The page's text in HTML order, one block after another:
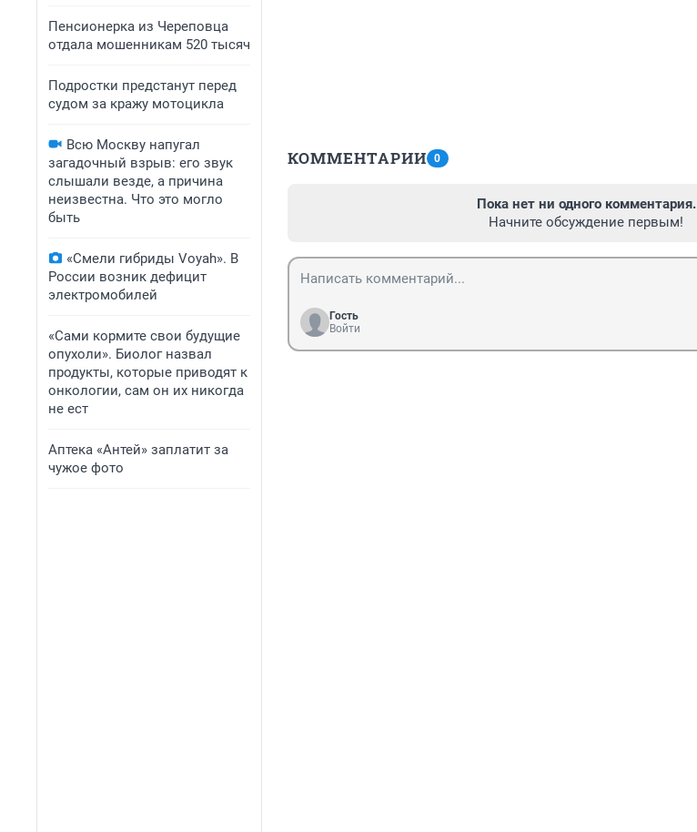
Пенсионерка из Череповца
отдала мошенникам 520 тысяч
Подростки предстанут перед
судом за кражу мотоцикла
Всю Москву напугал
загадочный взрыв: его звук
слышали везде, а причина
неизвестна. Что это могло
быть
«Смели гибриды Voyah». В
России возник дефицит
электромобилей
«Сами кормите свои будущие
опухоли». Биолог назвал
продукты, которые приводят к
онкологии, сам он их никогда
не ест
Аптека «Антей» заплатит за
чужое фото
КОММЕНТАРИИ 0
Пока нет ни одного комментария.
Начните обсуждение первым!
Гость
Войти